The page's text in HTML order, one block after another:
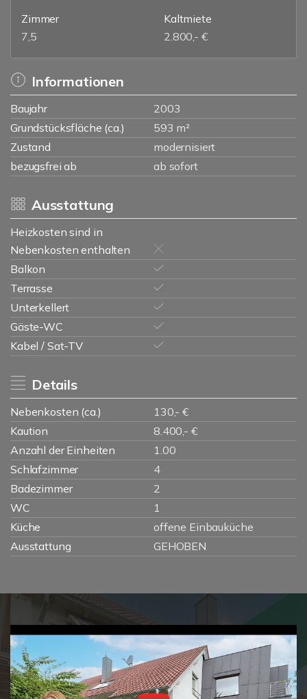
Zimmer
7,5
Kaltmiete
2.800,- €
Informationen
Baujahr
2003
Grundstücksfläche (ca.)
593 m²
Zustand
modernisiert
bezugsfrei ab
ab sofort
Ausstattung
Heizkosten sind in
Nebenkosten enthalten
Balkon
Terrasse
Unterkellert
Gäste-WC
Kabel / Sat-TV
Details
Nebenkosten (ca.)
130,- €
Kaution
8.400,- €
Anzahl der Einheiten
1.00
Schlafzimmer
4
Badezimmer
2
WC
1
Küche
offene Einbauküche
Ausstattung
GEHOBEN